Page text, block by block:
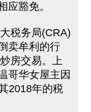
应豁免。
税务局(CRA)
卖牟利的行
房交易。上
哥华女屋主因
2018年的税